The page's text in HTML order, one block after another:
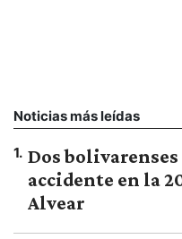
Noticias más leídas
1. Dos
accidente en la
Alvear